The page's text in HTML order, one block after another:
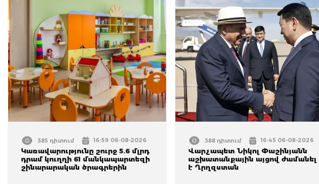
385 դիտում 16:59 06-08-2026
Կառավարությունը շուրջ 5.6 մլրդ
դրամ կուղղի 61 մանկապարտեզի
շինարարական ծրագրերին
388 դիտում 16:45 06-08-2026
Վարչապետ Նիկոլ Փաշինյանն
աշխատանքային այցով ժամանել
է Ղրղզստան